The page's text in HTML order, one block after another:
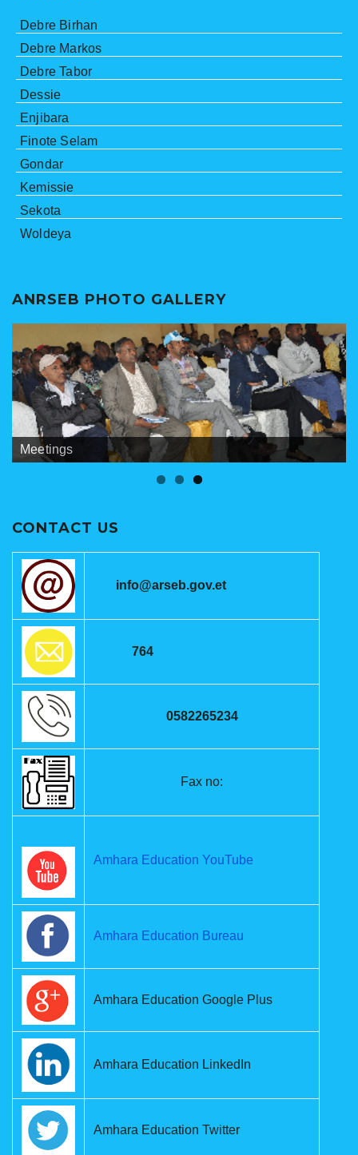
Debre Birhan
Debre Markos
Debre Tabor
Dessie
Enjibara
Finote Selam
Gondar
Kemissie
Sekota
Woldeya
ANRSEB PHOTO GALLERY
ANRSEB Photo Gallery
Banners
Meetings
CONTACT US
info@arseb.gov.et
764
0582265234
Fax no:
Amhara Education YouTube
Amhara Education Bureau
Amhara Education Google Plus
Amhara Education LinkedIn
Amhara Education Twitter